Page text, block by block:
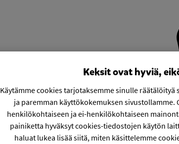
Keksit ovat hyviä,
Käytämme cookies tarjotaksemme sinulle
ja paremman käyttökokemuksen sivustollamme.
henkilökohtaiseen ja ei-henkilökohtaiseen
painiketta hyväksyt cookies-tiedostojen käytön
haluat lukea lisää siitä, miten käsittelemme